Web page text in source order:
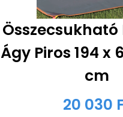
Ágy Piros 194 x
cm
20 030